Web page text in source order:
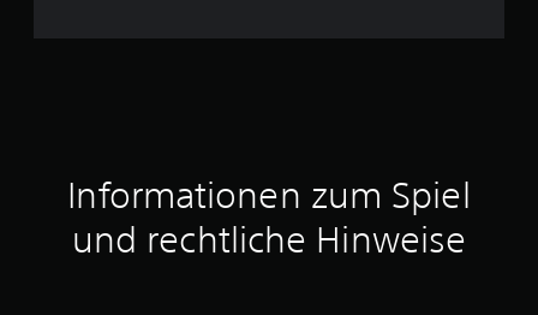
u
s
Informationen zum Spiel
und rechtliche Hinweise